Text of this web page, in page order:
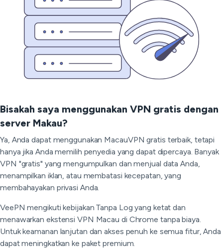
Bisakah saya menggunakan VPN gratis dengan
server Makau?
Ya, Anda dapat menggunakan MacauVPN gratis terbaik, tetapi
hanya jika Anda memilih penyedia yang dapat dipercaya. Banyak
VPN "gratis" yang mengumpulkan dan menjual data Anda,
menampilkan iklan, atau membatasi kecepatan, yang
membahayakan privasi Anda.
VeePN mengikuti kebijakan Tanpa Log yang ketat dan
menawarkan ekstensi VPN Macau di Chrome tanpa biaya.
Untuk keamanan lanjutan dan akses penuh ke semua fitur, Anda
dapat meningkatkan ke paket premium.